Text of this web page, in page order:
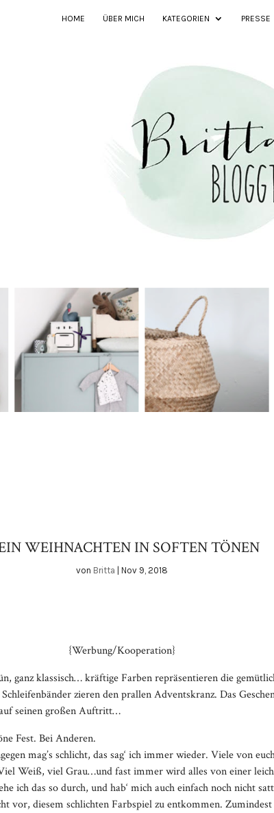
HOME ÜBER MICH KATEGORIEN PRESSE
WEIHNACHTEN IN SOFTEN TÖNEN
von Britta |Nov 9, 2018
{Werbung/Kooperation}
ganz klassisch… kräftige Farben repräsentieren die
zieren den prallen Adventskranz. Das
seinen großen Auftritt…
das schöne Fest. Bei
das sag‘ ich immer wieder. Viele von euch
Weiß, viel Grau…und fast immer wird alles von einer
ich das so durch, und hab‘ mich auch einfach noch nicht
vor, diesem schlichten Farbspiel zu entkommen.